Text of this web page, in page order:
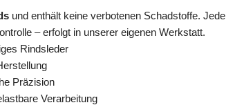
und enthält keine verbotenen Schadstoffe. Jede
– erfolgt in unserer eigenen Werkstatt.
Rindsleder
Präzision
Verarbeitung